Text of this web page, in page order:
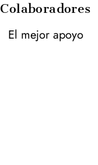
Colaboradores
El mejor apoyo